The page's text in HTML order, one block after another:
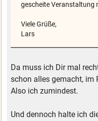
gescheite Veranstaltung
Viele Grüße,
Lars
Da muss ich Dir mal
schon alles gemacht, im
Also ich zumindest.
Und dennoch halte ich